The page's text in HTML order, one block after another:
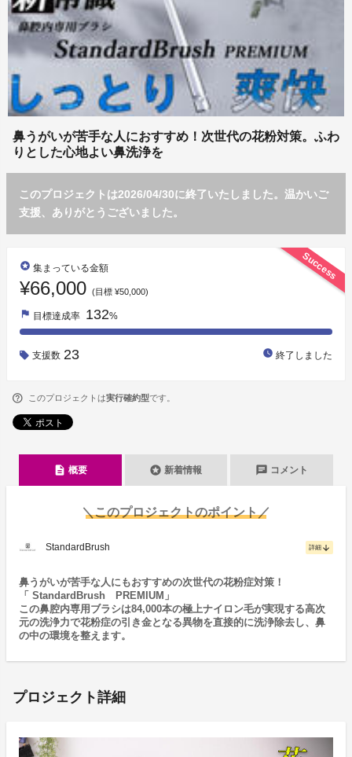
鼻うがいが苦手な人におすすめ！次世代の花粉対策。ふわ
りとした心地よい鼻洗浄を
このプロジェクトは2026/04/30に終了いたしました。温かいご
支援、ありがとうございました。
Success
stars 集まっている金額
¥66,000 (目標 ¥50,000)
flag 目標達成率 132%
支援数 23 watch_later 終了しました
このプロジェクトは実行確約型です。
description 概要 stars 新着情報 chat コメント
＼このプロジェクトのポイント／
StandardBrush 詳細 arrow_downward
鼻うがいが苦手な人にもおすすめの次世代の花粉症対策！
「 StandardBrush PREMIUM」
この鼻腔内専用ブラシは84,000本の極上ナイロン毛が実現する高次
元の洗浄力で花粉症の引き金となる異物を直接的に洗浄除去し、鼻
の中の環境を整えます。
プロジェクト詳細